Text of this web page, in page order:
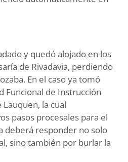
y quedó alojado en los
de Rivadavia, perdiendo
En el caso ya tomó
Funcional de Instrucción
Lauquen, la cual
pasos procesales para el
deberá responder no solo
sino también por burlar la